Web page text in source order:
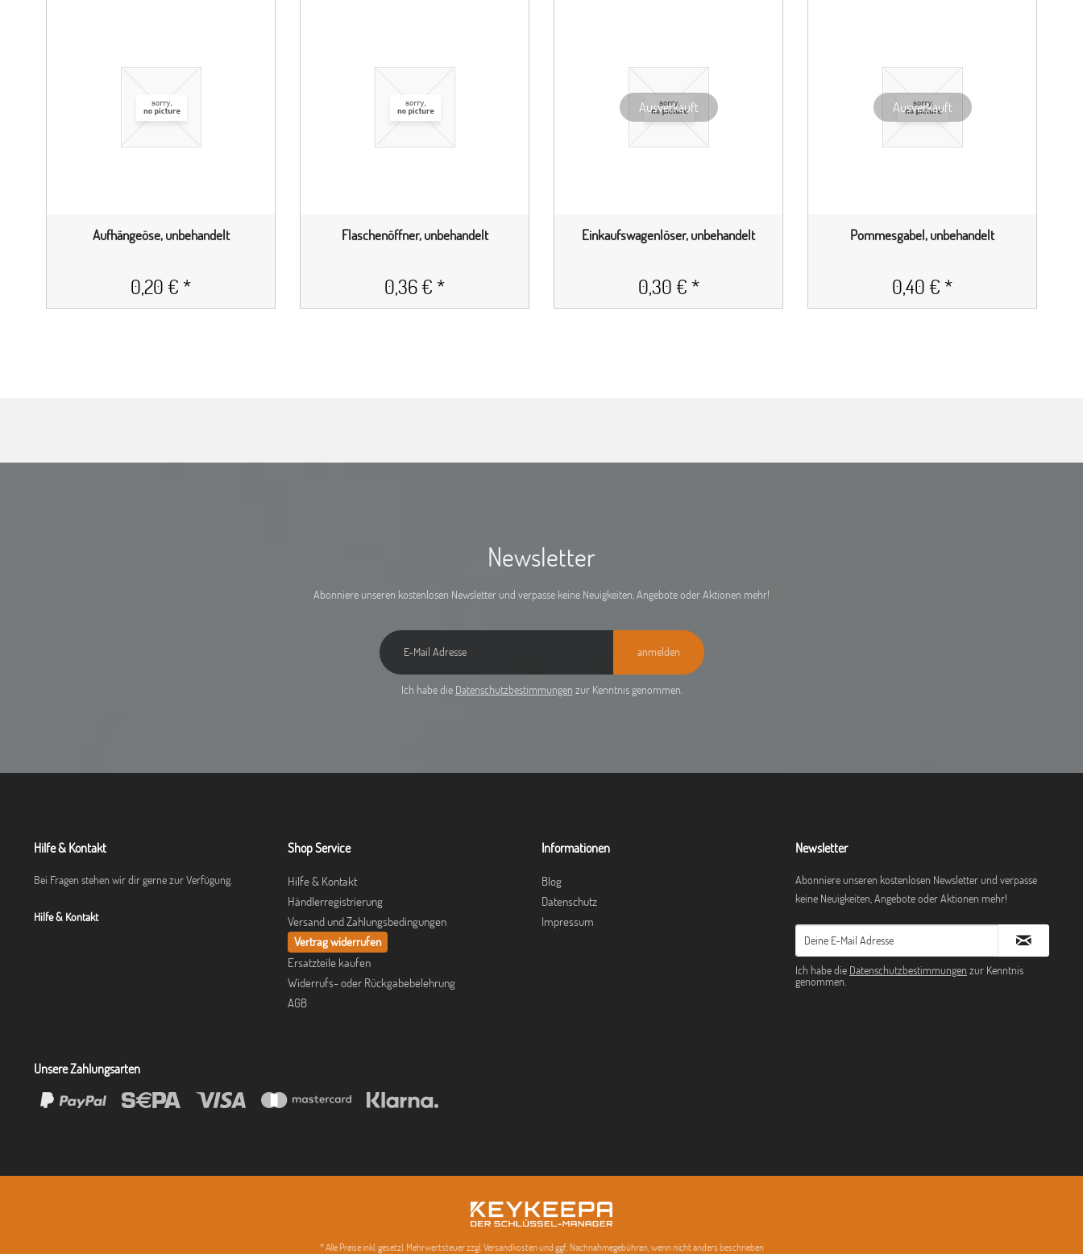
Aufhängeöse, unbehandelt
0,20 € *
Flaschenöffner, unbehandelt
0,36 € *
Ausverkauft
Einkaufswagenlöser, unbehandelt
0,30 € *
Ausverkauft
Pommesgabel, unbehandelt
0,40 € *
Newsletter
Abonniere unseren kostenlosen Newsletter und verpasse keine Neuigkeiten, Angebote oder Aktionen mehr!
anmelden
Ich habe die Datenschutzbestimmungen zur Kenntnis genommen.
Hilfe & Kontakt
Bei Fragen stehen wir dir gerne zur Verfügung.
Hilfe & Kontakt
Shop Service
Hilfe & Kontakt
Händlerregistrierung
Versand und Zahlungsbedingungen
Vertrag widerrufen
Ersatzteile kaufen
Widerrufs- oder Rückgabebelehrung
AGB
Informationen
Blog
Datenschutz
Impressum
Newsletter
Abonniere unseren kostenlosen Newsletter und verpasse
keine Neuigkeiten, Angebote oder Aktionen mehr!
Ich habe die Datenschutzbestimmungen zur Kenntnis
genommen.
Unsere Zahlungsarten
* Alle Preise inkl. gesetzl. Mehrwertsteuer zzgl. Versandkosten und ggf. Nachnahmegebühren, wenn nicht anders beschrieben